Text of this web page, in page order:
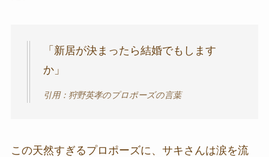
「新居が決まったら結婚でもします
か」
引用：狩野英孝のプロポーズの言葉
この天然すぎるプロポーズに、サキさんは涙を流